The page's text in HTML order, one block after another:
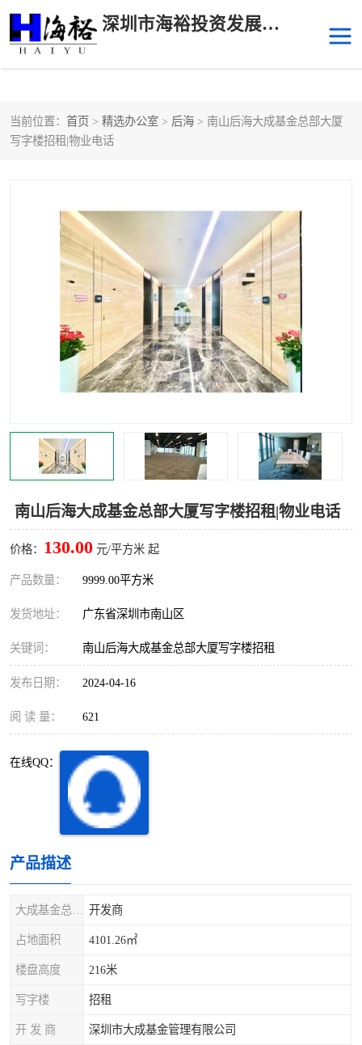
深圳市海裕投资发展有限公司
当前位置： 首页 > 精选办公室 > 后海 > 南山后海大成基金总部大厦
写字楼招租|物业电话
南山后海大成基金总部大厦写字楼招租|物业电话
价格： 130.00 元/平方米 起
产品数量： 9999.00平方米
发货地址： 广东省深圳市南山区
关键词： 南山后海大成基金总部大厦写字楼招租
发布日期： 2024-04-16
阅 读 量： 621
在线QQ：
产品描述
开发商
占地面积 4101.26㎡
楼盘高度 216米
写字楼 招租
开 发 商 深圳市大成基金管理有限公司
后海
深圳湾科技生态园
福田中心区写字楼租赁 宝安中心区
深圳宝安 福田车公庙
罗湖水贝 南山南油
罗湖区
兴东 石岩
车公庙
中心区
南山区 西丽
深圳超级总部基地 后海
龙岗区
光明区
龙华观澜